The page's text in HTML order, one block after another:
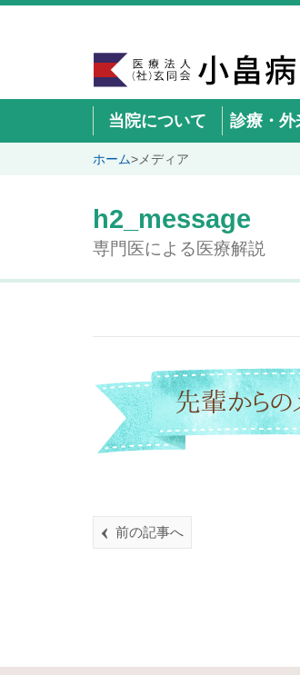
当院について 診療・外
ホーム> メディア
h2_message
専門医による医療解説
前の記事へ